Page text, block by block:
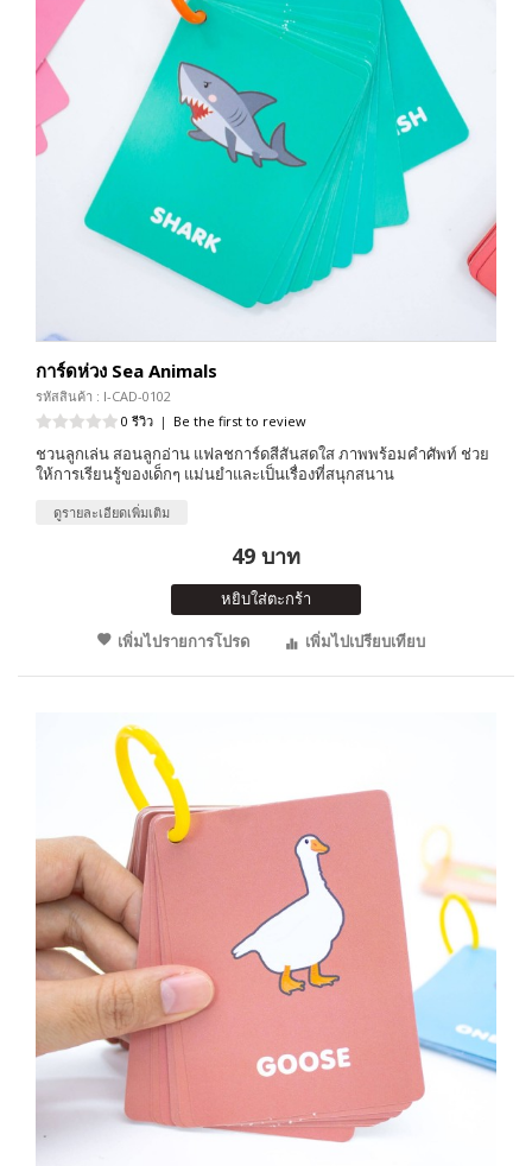
การ์ดห่วง Sea Animals
รหัสสินค้า : I-CAD-0102
0 รีวิว | Be the first to review
ชวนลูกเล่น สอนลูกอ่าน แฟลชการ์ดสีสันสดใส ภาพพร้อมคำศัพท์ ช่วย
ให้การเรียนรู้ของเด็กๆ แม่นยำและเป็นเรื่องที่สนุกสนาน
ดูรายละเอียดเพิ่มเติม
49 บาท
หยิบใส่ตะกร้า
เพิ่มไปรายการโปรด
เพิ่มไปเปรียบเทียบ